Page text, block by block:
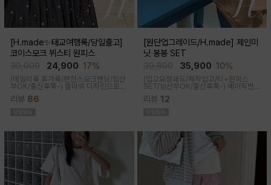
[H.made✨태교여행룩/당일출고]
코이스모크 뷔스티 원피스
24,900 17%
(데일리룩,휴가룩/편한스모크밴딩/임산
부OK/출산후쭉-) 플라워 디자인으로
여성스러워 소장욕구를 업시켜주는 뷔
스티에 원피스랍니다
리뷰 86
[원단업그레이드/H.made] 제인미
닛 봉봉 SET
35,900 10%
(입고요청쇄도/제작입고/티+원피스
SET/임산부OK/출산후쭉-) 베이직반팔
과 나시 원피스 세트 구성으로 가성비세
트로 탄탄한 코튼원단으로 부드럽고 내
리뷰 12